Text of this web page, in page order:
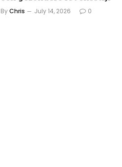
ByChris July 14, 2026 0